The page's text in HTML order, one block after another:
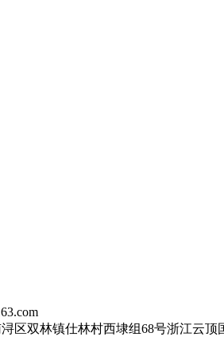
区双林镇仕林村西埭组68号浙江云顶